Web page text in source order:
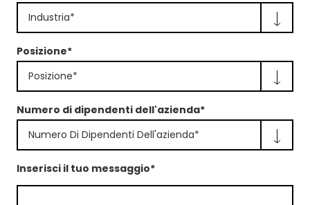
Industria*
Posizione*
Posizione*
Numero di dipendenti dell'azienda*
Numero Di Dipendenti Dell'azienda*
Inserisci il tuo messaggio*